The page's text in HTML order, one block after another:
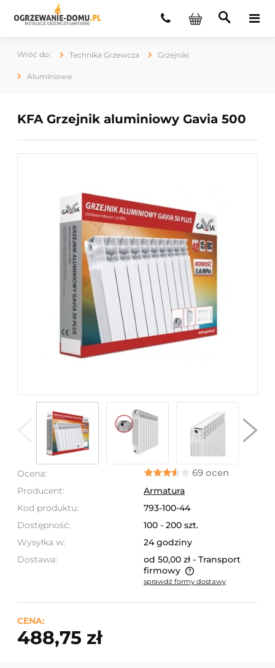
Technika Grzewcza Grzejniki
Aluminiowe
KFA Grzejnik aluminiowy Gavia 500
Ocena: 69 ocen
Producent:
Armatura
Kod produktu:
793-100-44
Dostępność:
100 - 200 szt.
Wysyłka w:
24 godziny
Dostawa:
od 50,00 zł - Transport
firmowy
Cena nie zawiera ewentualnych kosztów płatności
sprawdź formy dostawy
CENA:
488,75 zł